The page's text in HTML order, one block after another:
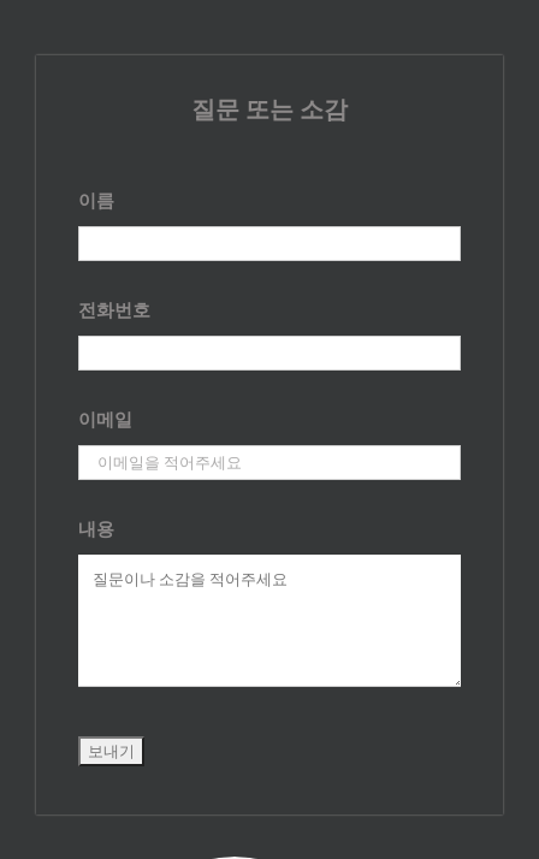
질문 또는 소감
이름
전화번호
이메일
내용